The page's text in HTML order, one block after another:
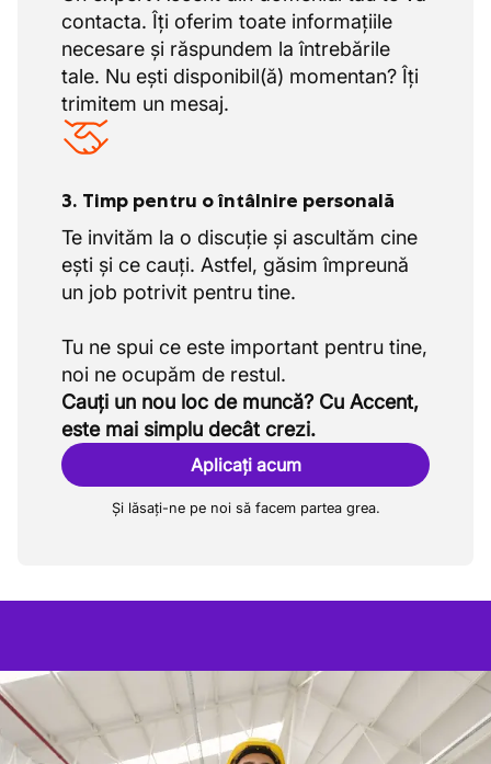
• Economisești bani de vacanță conform
regulilor sectorului
• Menții un echilibru bun între muncă și viața
privată datorită orelor de lucru clare
contacta. Îți oferim toate informațiile
necesare și răspundem la întrebările
tale. Nu ești disponibil(ă) momentan? Îți
trimitem un mesaj.
3. Timp pentru o întâlnire personală
Te invităm la o discuție și ascultăm cine
ești și ce cauți. Astfel, găsim împreună
un job potrivit pentru tine.
Tu ne spui ce este important pentru tine,
Cauți un nou loc de muncă? Cu Accent,
este mai simplu decât crezi.
Aplicați acum
Și lăsați-ne pe noi să facem partea grea.